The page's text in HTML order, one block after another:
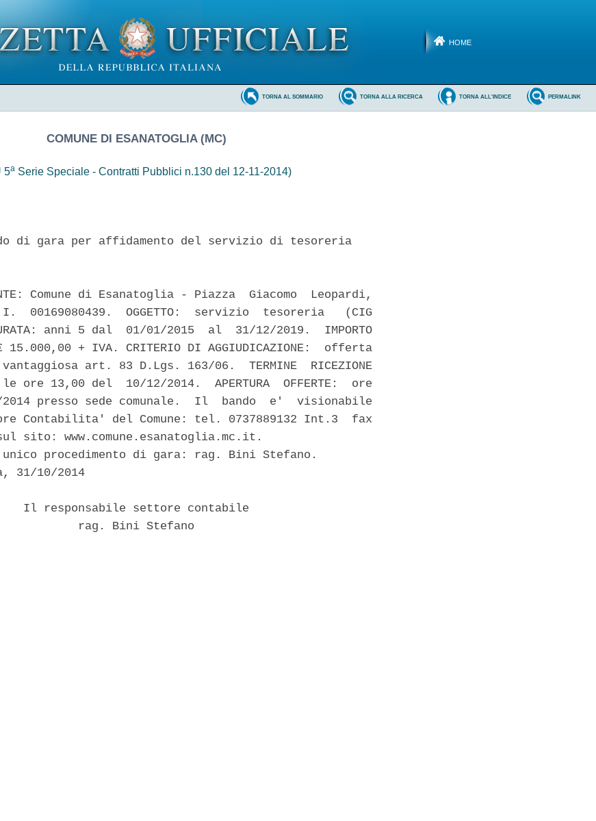
HOME
PERMALINK
TORNA ALL'INDICE
TORNA ALLA RICERCA
TORNA AL SOMMARIO
COMUNE DI ESANATOGLIA (MC)
5aSerie Speciale - Contratti Pubblici n.130 del 12-11-2014)
di gara per affidamento del servizio di tesoreria
Comune di Esanatoglia - Piazza  Giacomo  Leopardi,
00169080439.  OGGETTO:  servizio  tesoreria   (CIG
anni 5 dal  01/01/2015  al  31/12/2019.  IMPORTO
€ 15.000,00 + IVA. CRITERIO DI AGGIUDICAZIONE:  offerta
vantaggiosa art. 83 D.Lgs. 163/06.  TERMINE  RICEZIONE
le ore 13,00 del  10/12/2014.  APERTURA  OFFERTE:  ore
presso sede comunale.  Il  bando  e'  visionabile
Contabilita' del Comune: tel. 0737889132 Int.3  fax
sito: www.comune.esanatoglia.mc.it.
procedimento di gara: rag. Bini Stefano.
31/10/2014
Il responsabile settore contabile
rag. Bini Stefano